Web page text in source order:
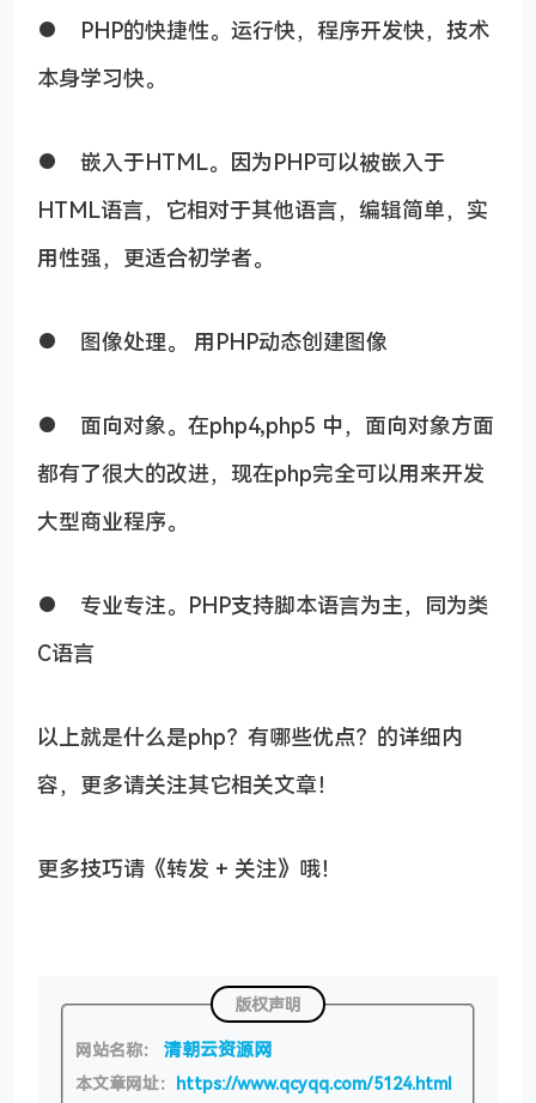
● PHP的快捷性。运行快，程序开发快，技术
本身学习快。
● 嵌入于HTML。因为PHP可以被嵌入于
HTML语言，它相对于其他语言，编辑简单，实
用性强，更适合初学者。
● 图像处理。 用PHP动态创建图像
● 面向对象。在php4,php5 中，面向对象方面
都有了很大的改进，现在php完全可以用来开发
大型商业程序。
● 专业专注。PHP支持脚本语言为主，同为类
C语言
以上就是什么是php？有哪些优点？的详细内
容，更多请关注其它相关文章！
更多技巧请《转发 + 关注》哦！
版权声明
网站名称： 清朝云资源网
本文章网址： https://www.qcyqq.com/5124.html